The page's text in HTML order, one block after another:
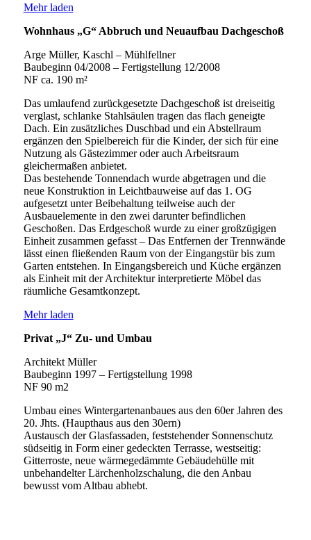
Mehr laden
Wohnhaus „G“ Abbruch und Neuaufbau Dachgeschoß
Arge Müller, Kaschl – Mühlfellner
Baubeginn 04/2008 – Fertigstellung 12/2008
NF ca. 190 m²
Das umlaufend zurückgesetzte Dachgeschoß ist dreiseitig
verglast, schlanke Stahlsäulen tragen das flach geneigte
Dach. Ein zusätzliches Duschbad und ein Abstellraum
ergänzen den Spielbereich für die Kinder, der sich für eine
Nutzung als Gästezimmer oder auch Arbeitsraum
gleichermaßen anbietet.
Das bestehende Tonnendach wurde abgetragen und die
neue Konstruktion in Leichtbauweise auf das 1. OG
aufgesetzt unter Beibehaltung teilweise auch der
Ausbauelemente in den zwei darunter befindlichen
Geschoßen. Das Erdgeschoß wurde zu einer großzügigen
Einheit zusammen gefasst – Das Entfernen der Trennwände
lässt einen fließenden Raum von der Eingangstür bis zum
Garten entstehen. In Eingangsbereich und Küche ergänzen
als Einheit mit der Architektur interpretierte Möbel das
räumliche Gesamtkonzept.
Mehr laden
Privat „J“ Zu- und Umbau
Architekt Müller
Baubeginn 1997 – Fertigstellung 1998
NF 90 m2
Umbau eines Wintergartenanbaues aus den 60er Jahren des
20. Jhts. (Haupthaus aus den 30ern)
Austausch der Glasfassaden, feststehender Sonnenschutz
südseitig in Form einer gedeckten Terrasse, westseitig:
Gitterroste, neue wärmegedämmte Gebäudehülle mit
unbehandelter Lärchenholzschalung, die den Anbau
bewusst vom Altbau abhebt.